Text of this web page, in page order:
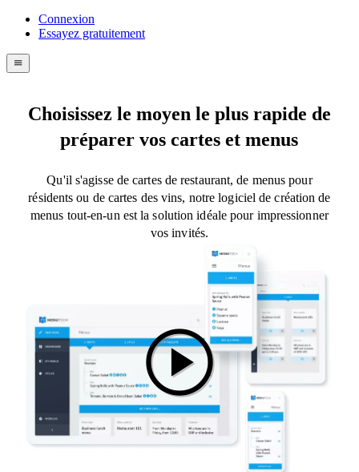
Menutech
navigation
Connexion
Essayez gratuitement
menu
Choisissez le moyen le plus rapide de
préparer vos cartes et menus
Qu'il s'agisse de cartes de restaurant, de menus pour
résidents ou de cartes des vins, notre logiciel de création de
menus tout-en-un est la solution idéale pour impressionner
vos invités.
play_circle